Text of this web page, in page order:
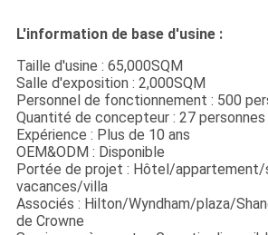
L'information de base d'usine :
Taille d'usine : 65,000SQM
Salle d'exposition : 2,000SQM
Personnel de fonctionnement : 500
Quantité de concepteur : 27 personnes
Expérience : Plus de 10 ans
OEM&ODM : Disponible
Portée de projet : Hôtel/
vacances/villa
Associés : Hilton/Wyndham/plaza/
de Crowne